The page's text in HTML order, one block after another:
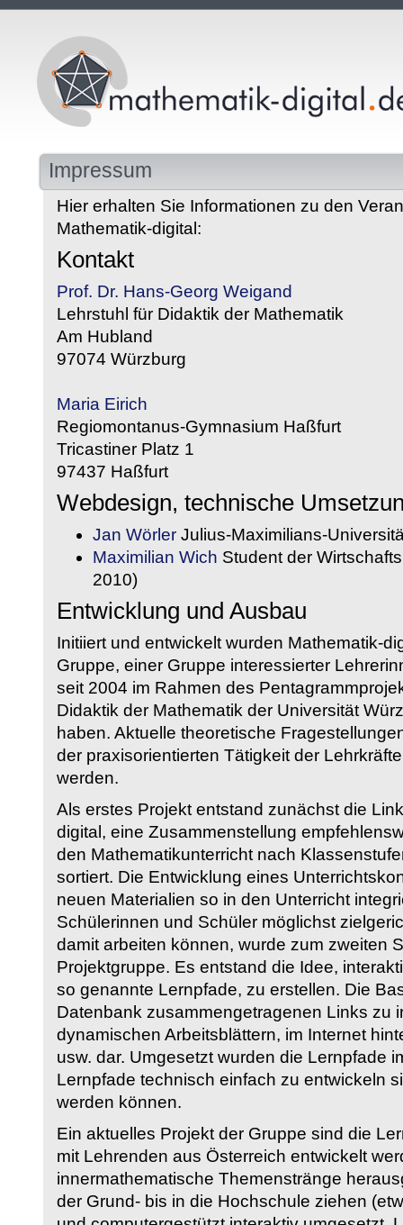
Impressum
Hier erhalten Sie Informationen zu den
Mathematik-digital:
Kontakt
Prof. Dr. Hans-Georg Weigand
Lehrstuhl für Didaktik der Mathematik
Am Hubland
97074 Würzburg
Maria Eirich
Regiomontanus-Gymnasium Haßfurt
Tricastiner Platz 1
97437 Haßfurt
Webdesign, technische
Jan Wörler Julius-Maximilians-
Maximilian Wich Student der
2010)
Entwicklung und Ausbau
Initiiert und entwickelt wurden Mathematik-
Gruppe, einer Gruppe interessierter
seit 2004 im Rahmen des
Didaktik der Mathematik der Universität
haben. Aktuelle theoretische
der praxisorientierten Tätigkeit der
werden.
Als erstes Projekt entstand zunächst die
digital, eine Zusammenstellung
den Mathematikunterricht nach
sortiert. Die Entwicklung eines
neuen Materialien so in den Unterricht
Schülerinnen und Schüler möglichst
damit arbeiten können, wurde zum zweiten
Projektgruppe. Es entstand die Idee,
so genannte Lernpfade, zu erstellen. Die
Datenbank zusammengetragenen Links zu
dynamischen Arbeitsblättern, im Internet
usw. dar. Umgesetzt wurden die Lernpfade
Lernpfade technisch einfach zu entwickeln
werden können.
Ein aktuelles Projekt der Gruppe sind die
mit Lehrenden aus Österreich entwickelt
innermathematische Themenstränge
der Grund- bis in die Hochschule ziehen